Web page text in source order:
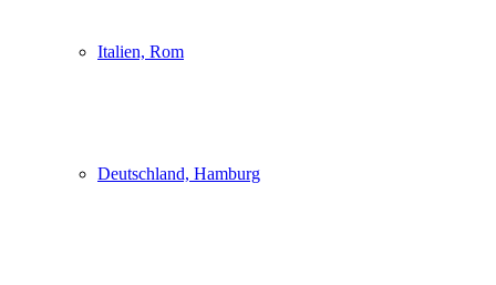
Italien, Rom
Deutschland, Hamburg